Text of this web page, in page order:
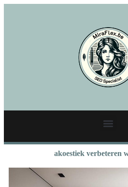
akoestiek verbeteren